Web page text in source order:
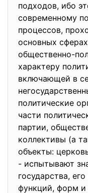
подходов, ибо
современному
процессов,
основных
общественно-
характеру
включающей в
политические
части
партии,
коллективы (а
объекты:
- испытывают
государства,
функций, форм и